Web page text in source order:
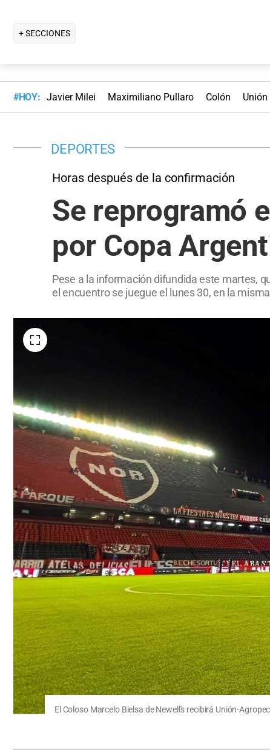
+ SECCIONES
#HOY: Javier Milei Maximiliano Pullaro Colón Unión
DEPORTES
Horas después de la confirmación
Se reprogramó
por Copa
Pese a la información difundida este martes,
el encuentro se juegue el lunes 30, en la
El Coloso Marcelo Bielsa de Newell's recibirá Unión-